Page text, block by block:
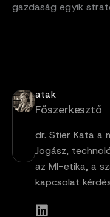
gazdaság egyik
atak
Főszerkesztő
dr. Stier Kata a
Jogász,
az MI-etika, a
kapcsolat